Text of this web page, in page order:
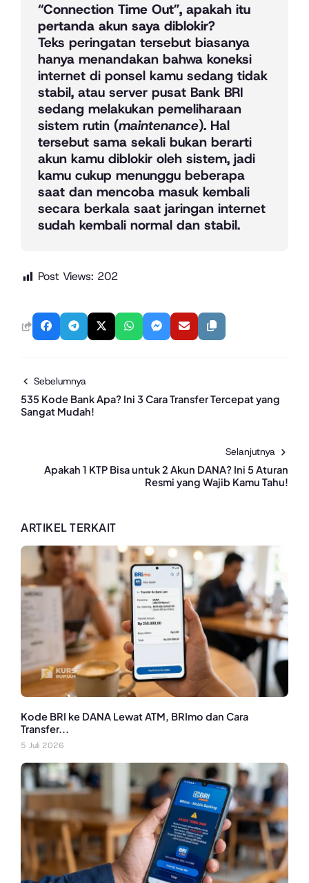
“Connection Time Out”, apakah itu
pertanda akun saya diblokir?
Teks peringatan tersebut biasanya
hanya menandakan bahwa koneksi
internet di ponsel kamu sedang tidak
stabil, atau server pusat Bank BRI
sedang melakukan pemeliharaan
sistem rutin (maintenance). Hal
tersebut sama sekali bukan berarti
akun kamu diblokir oleh sistem, jadi
kamu cukup menunggu beberapa
saat dan mencoba masuk kembali
secara berkala saat jaringan internet
sudah kembali normal dan stabil.
Post Views: 202
Sebelumnya
535 Kode Bank Apa? Ini 3 Cara Transfer Tercepat yang
Sangat Mudah!
Selanjutnya
Apakah 1 KTP Bisa untuk 2 Akun DANA? Ini 5 Aturan
Resmi yang Wajib Kamu Tahu!
ARTIKEL TERKAIT
Kode BRI ke DANA Lewat ATM, BRImo dan Cara
Transfer...
5 Juli 2026